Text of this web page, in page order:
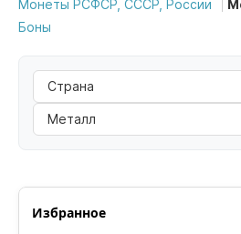
Монеты РСФСР, СССР, России
Боны
Страна
Металл